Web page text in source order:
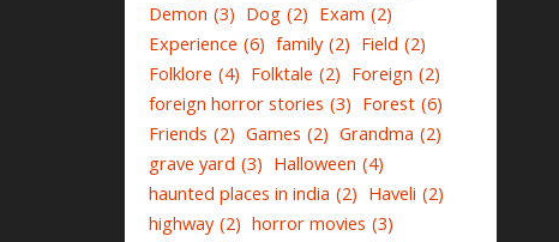
Demon (3) Dog (2) Exam (2)
Experience (6) family (2) Field (2)
Folklore (4) Folktale (2) Foreign (2)
foreign horror stories (3) Forest (6)
Friends (2) Games (2) Grandma (2)
grave yard (3) Halloween (4)
haunted places in india (2) Haveli (2)
highway (2) horror movies (3)